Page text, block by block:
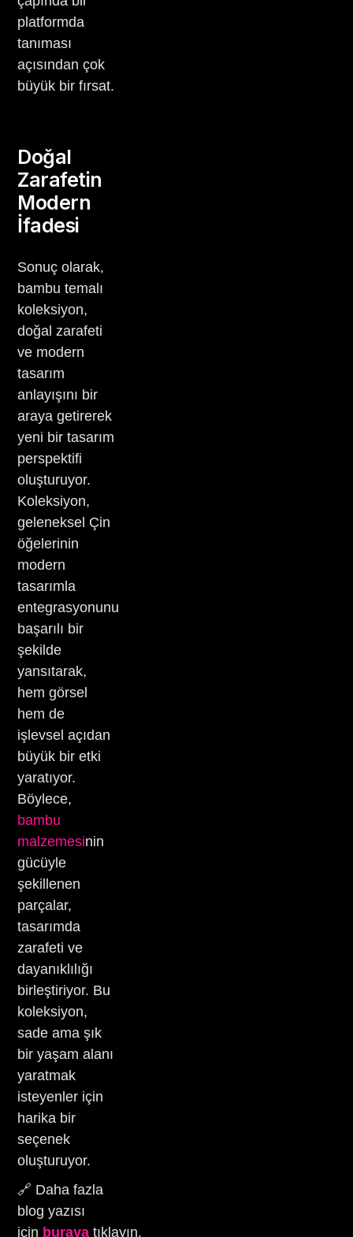
platformda
tanıması
açısından çok
büyük bir fırsat.
Doğal
Zarafetin
Modern
İfadesi
Sonuç olarak,
bambu temalı
koleksiyon,
doğal zarafeti
ve modern
tasarım
anlayışını bir
araya getirerek
yeni bir tasarım
perspektifi
oluşturuyor.
Koleksiyon,
geleneksel Çin
öğelerinin
modern
tasarımla
entegrasyonunu
başarılı bir
şekilde
yansıtarak,
hem görsel
hem de
işlevsel açıdan
büyük bir etki
yaratıyor.
Böylece,
bambu
malzemesinin
gücüyle
şekillenen
parçalar,
tasarımda
zarafeti ve
dayanıklılığı
birleştiriyor. Bu
koleksiyon,
sade ama şık
bir yaşam alanı
yaratmak
isteyenler için
harika bir
seçenek
oluşturuyor.
🔗 Daha fazla
blog yazısı
için buraya tıklayın.